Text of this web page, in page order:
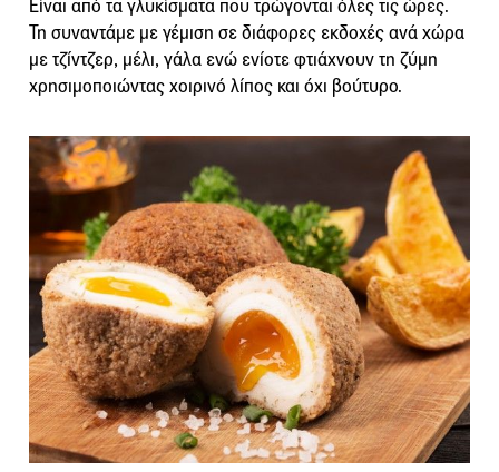
Είναι από τα γλυκίσματα που τρώγονται όλες τις ώρες.
Τη συναντάμε με γέμιση σε διάφορες εκδοχές ανά χώρα
με τζίντζερ, μέλι, γάλα ενώ ενίοτε φτιάχνουν τη ζύμη
χρησιμοποιώντας χοιρινό λίπος και όχι βούτυρο.